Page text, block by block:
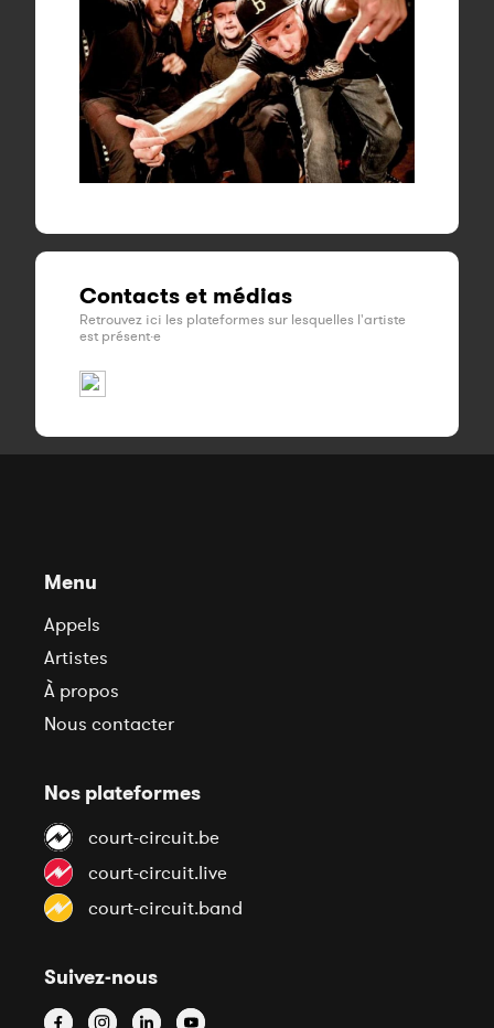
Contacts et médias
Retrouvez ici les plateformes sur lesquelles l'artiste
est présent·e
Menu
Appels
Artistes
À propos
Nous contacter
Nos plateformes
court-circuit.be
court-circuit.live
court-circuit.band
Suivez-nous